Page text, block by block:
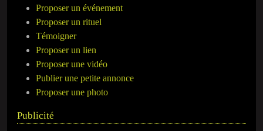
Proposer un événement
Proposer un rituel
Témoigner
Proposer un lien
Proposer une vidéo
Publier une petite annonce
Proposer une photo
Publicité